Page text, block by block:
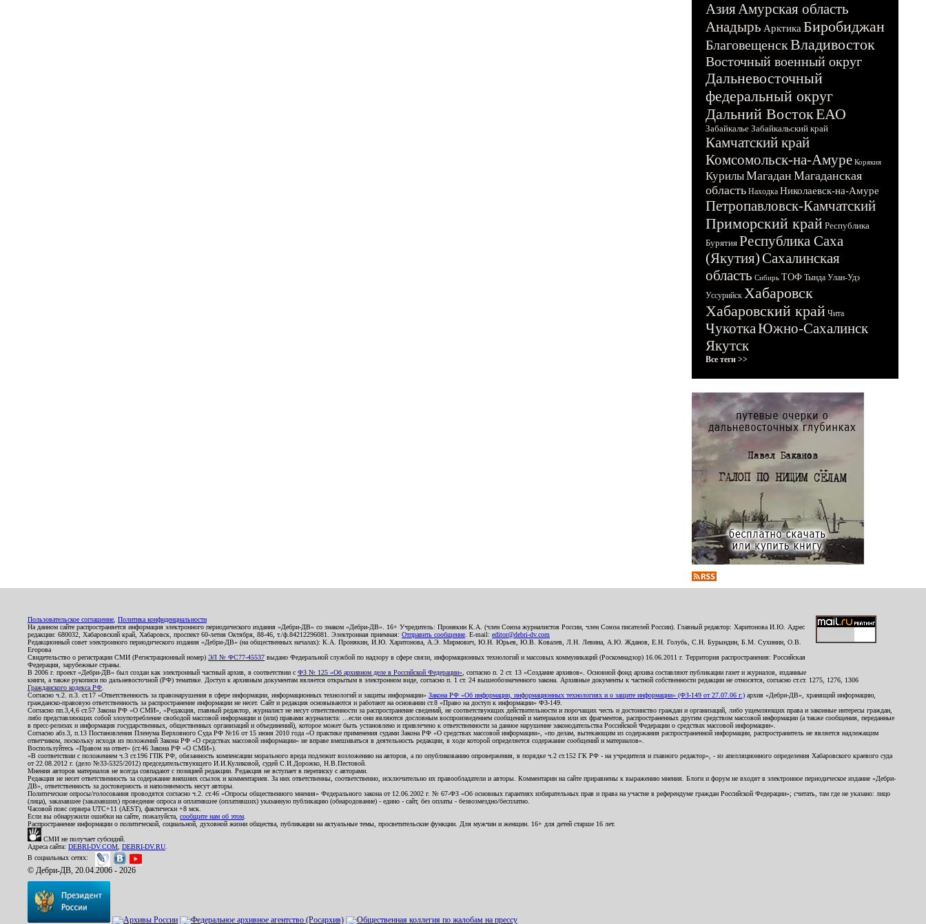
АзияАмурская область
Анадырь Арктика Биробиджан
БлаговещенскВладивосток
Восточный военный округ
Дальневосточный
федеральный округ
Дальний ВостокЕАО
Забайкалье Забайкальский край
Камчатский край
Комсомольск-на-Амуре Корякия
КурилыМагадан Магаданская
область Находка Николаевск-на-Амуре
Петропавловск-Камчатский
Приморский край Республика
Бурятия Республика Саха
(Якутия)Сахалинская
область Сибирь ТОФ Тында Улан-Удэ
Уссурийск Хабаровск
Хабаровский край Чита
ЧукоткаЮжно-Сахалинск
Якутск
Все теги >>
Пользовательское соглашение Политика конфиденциальности
На данном сайте распространяется информация электронного периодического издания «Дебри-ДВ» со знаком «Дебри-ДВ». 16+ Учредитель: Пронякин К.А. (член Союза журналистов России, член Союза писателей России). Главный редактор: Харитонова И.Ю. Адрес
редакции: 680032, Хабаровский край, Хабаровск, проспект 60-летия Октября, 88-46, т./ф.84212296081. Электронная приемная: Отправить сообщение . E-mail: editor@debri-dv.com
Редакционный совет электронного периодического издания «Дебри-ДВ» (на общественных началах): К.А. Пронякин, И.Ю. Харитонова, А.Э. Мирмович, Ю.Н. Юрьев, Ю.В. Ковалев, Л.Н. Левина, А.Ю. Жданов, Е.Н. Голубь, С.Н. Бурындин, Б.М. Сухинин, О.В.
Егорова
Свидетельство о регистрации СМИ (Регистрационный номер) ЭЛ № ФС77-45537 выдано Федеральной службой по надзору в сфере связи, информационных технологий и массовых коммуникаций (Роскомнадзор) 16.06.2011 г. Территория распространения: Российская
Федерация, зарубежные страны.
В 2006 г. проект «Дебри-ДВ» был создан как электронный частный архив, в соответствии с ФЗ № 125 «Об архивном деле в Российской Федерации» , согласно п. 2 ст. 13 «Создание архивов». Основной фонд архива составляют публикации газет и журналов, изданные
книги, а также рукописи по дальневосточной (РФ) тематике. Доступ к архивным документам является открытым в электронном виде, согласно п. 1 ст. 24 вышеобозначенного закона. Архивные документы к частной собственности редакции не относятся, согласно ст.ст. 1275, 1276, 1306
Гражданского кодекса РФ
Согласно ч.2. п.3. ст.17 «Ответственность за правонарушения в сфере информации, информационных технологий и защиты информации» Закона РФ «Об информации, информационных технологиях и о защите информации» (ФЗ-149 от 27.07.06 г.) архив «Дебри-ДВ», хранящий информацию,
гражданско-правовую ответственность за распространение информации не несет. Сайт и редакция основываются и работают на основании ст.8 «Право на доступ к информации» ФЗ-149.
Согласно пп.3,4,6 ст.57 Закона РФ «О СМИ», «Редакция, главный редактор, журналист не несут ответственности за распространение сведений, не соответствующих действительности и порочащих честь и достоинство граждан и организаций, либо ущемляющих права и законные интересы граждан,
либо представляющих собой злоупотребление свободой массовой информации и (или) правами журналиста: ...если они являются дословным воспроизведением сообщений и материалов или их фрагментов, распространенных другим средством массовой информации (а также сообщения, переданные
в пресс-релизах и информация государственных, общественных организаций и объединений), которое может быть установлено и привлечено к ответственности за данное нарушение законодательства Российской Федерации о средствах массовой информации».
Согласно абз.3, п.13 Постановления Пленума Верховного Суда РФ №16 от 15 июня 2010 года «О практике применения судами Закона РФ «О средствах массовой информации», «по делам, вытекающим из содержания распространенной информации, распространитель не является надлежащим
ответчиком, поскольку исходя из положений Закона РФ «О средствах массовой информации» не вправе вмешиваться в деятельность редакции, в ходе которой определяется содержание сообщений и материалов».
Воспользуйтесь «Правом на ответ» (ст.46 Закона РФ «О СМИ»).
«В соответствии с положением ч.3 ст.196 ГПК РФ, обязанность компенсации морального вреда подлежит возложению на авторов, а по опубликованию опровержения, в порядке ч.2 ст.152 ГК РФ - на учредителя и главного редактор», - из апелляционного определения Хабаровского краевого суда
от 22.08.2012 г. (дело №33-5325/2012) председательствующего И.И.Куликовой, судей С.И.Дорожко, Н.В.Пестовой.
Мнения авторов материалов не всегда совпадают с позицией редакции. Редакция не вступает в переписку с авторами.
Редакция не несет ответственность за содержание внешних ссылок и комментариев. За них ответственны, соответственно, исключительно их правообладатели и авторы. Комментарии на сайте приравнены к выражению мнения. Блоги и форум не входят в электронное периодическое издание «Дебри-
ДВ», ответственность за достоверность и наполняемость несут авторы.
Политические опросы/голосования проводятся согласно ч.2. ст.46 «Опросы общественного мнения» Федерального закона от 12.06.2002 г. № 67-ФЗ «Об основных гарантиях избирательных прав и права на участие в референдуме граждан Российской Федерации»; считать, там где не указано: лицо
(лица), заказавшее (заказавших) проведение опроса и оплатившее (оплативших) указанную публикацию (обнародование) - едино - сайт, без оплаты - безвозмездно/бесплатно.
Часовой пояс сервера UTC+11 (AEST), фактически +8 мск.
Если вы обнаружили ошибки на сайте, пожалуйста, сообщите нам об этом
Распространение информации о политической, социальной, духовной жизни общества, публикации на актуальные темы, просветительские функции. Для мужчин и женщин. 16+ для детей старше 16 лет.
СМИ не получает субсидий.
Адреса сайта: DEBRI-DV.COM DEBRI-DV.RU
В социальных сетях:
© Дебри-ДВ, 20.04.2006 - 2026